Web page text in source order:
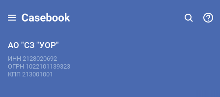
АО "СЗ "УОР"
ИНН 2128020692
ОГРН 1022101139323
КПП 213001001